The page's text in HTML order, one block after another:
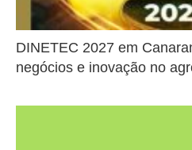
DINETEC 2027 em
negócios e inovação no